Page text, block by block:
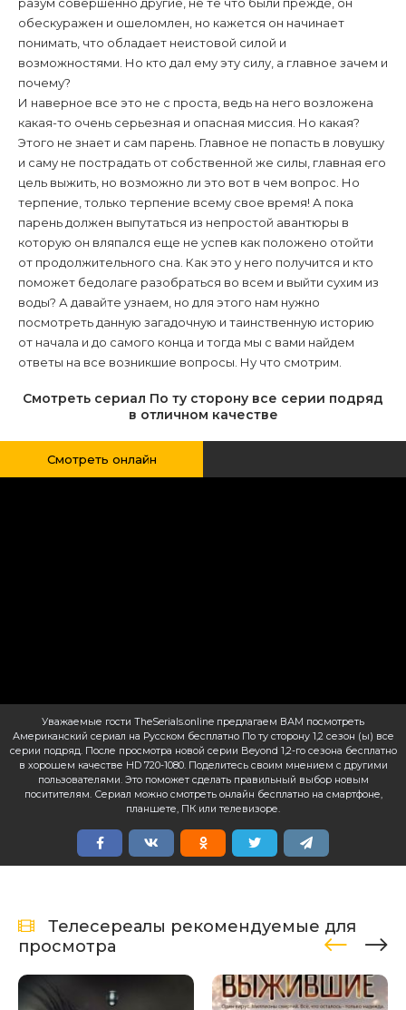
разум совершенно другие, не те что были прежде, он
обескуражен и ошеломлен, но кажется он начинает
понимать, что обладает неистовой силой и
возможностями. Но кто дал ему эту силу, а главное зачем и
почему?
И наверное все это не с проста, ведь на него возложена
какая-то очень серьезная и опасная миссия. Но какая?
Этого не знает и сам парень. Главное не попасть в ловушку
и саму не пострадать от собственной же силы, главная его
цель выжить, но возможно ли это вот в чем вопрос. Но
терпение, только терпение всему свое время! А пока
парень должен выпутаться из непростой авантюры в
которую он вляпался еще не успев как положено отойти
от продолжительного сна. Как это у него получится и кто
поможет бедолаге разобраться во всем и выйти сухим из
воды? А давайте узнаем, но для этого нам нужно
посмотреть данную загадочную и таинственную историю
от начала и до самого конца и тогда мы с вами найдем
ответы на все возникшие вопросы. Ну что смотрим.
Смотреть сериал По ту сторону все серии подряд
в отличном качестве
Смотреть онлайн
Уважаемые гости TheSerials.online предлагаем ВАМ посмотреть
Американский сериал на Русском бесплатно По ту сторону 1,2 сезон (ы) все
серии подряд. После просмотра новой серии Beyond 1,2-го сезона бесплатно
в хорошем качестве HD 720-1080. Поделитесь своим мнением с другими
пользователями. Это поможет сделать правильный выбор новым
поситителям. Сериал можно смотреть онлайн бесплатно на смартфоне,
планшете, ПК или телевизоре.
Телесереалы рекомендуемые для
просмотра